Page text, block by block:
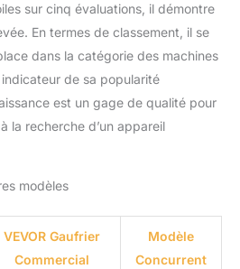
de travail propre et
évitent le débordement
de la pâte. N'hésitez pas
: profitez d'un
fonctionnement pratique
et d'un environnement
propre. Détails
avec poignées en acier
d'éviter les accidents tels
que les glissades, la
surchauffe et les brûlures
sur cinq évaluations, il démontre
En termes de classement, il se
dans la catégorie des machines
de sa popularité
est un gage de qualité pour
la recherche d’un appareil
modèles
VEVOR Gaufrier
Commercial
Modèle
Concurrent